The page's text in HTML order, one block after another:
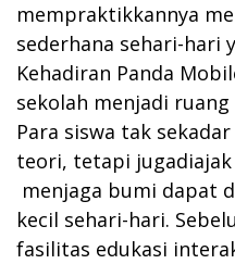
mempraktikkannya
sederhana sehari-hari
Kehadiran Panda
sekolah menjadi
Para siswa tak
teori, tetapi
menjaga bumi dapat
kecil sehari-hari.
fasilitas edukasi